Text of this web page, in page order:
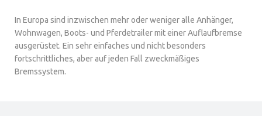
In Europa sind inzwischen mehr oder weniger alle Anhänger,
Wohnwagen, Boots- und Pferdetrailer mit einer Auflaufbremse
ausgerüstet. Ein sehr einfaches und nicht besonders
fortschrittliches, aber auf jeden Fall zweckmäßiges
Bremssystem.